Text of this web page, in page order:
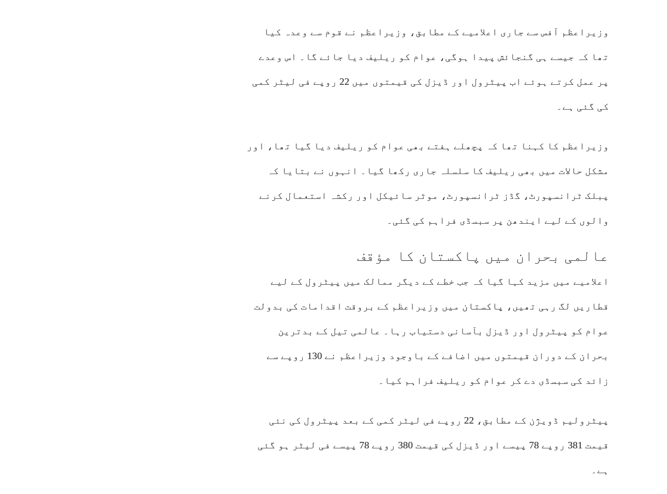
وزیراعظم آفس سے جاری اعلامیے کے مطابق، وزیراعظم نے قوم سے وعدہ کیا
تھا کہ جیسے ہی گنجائش پیدا ہوگی، عوام کو ریلیف دیا جائے گا۔ اس وعدے
پر عمل کرتے ہوئے اب پیٹرول اور ڈیزل کی قیمتوں میں 22 روپے فی لیٹر کمی
کی گئی ہے۔
وزیراعظم کا کہنا تھا کہ پچھلے ہفتے بھی عوام کو ریلیف دیا گیا تھا، اور
مشکل حالات میں بھی ریلیف کا سلسلہ جاری رکھا گیا۔ انہوں نے بتایا کہ
پبلک ٹرانسپورٹ، گڈز ٹرانسپورٹ، موٹر سائیکل اور رکشہ استعمال کرنے
والوں کے لیے ایندھن پر سبسڈی فراہم کی گئی۔
عالمی بحران میں پاکستان کا مؤقف
اعلامیے میں مزید کہا گیا کہ جب خطے کے دیگر ممالک میں پیٹرول کے لیے
قطاریں لگ رہی تھیں، پاکستان میں وزیراعظم کے بروقت اقدامات کی بدولت
عوام کو پیٹرول اور ڈیزل بآسانی دستیاب رہا۔ عالمی تیل کے بدترین
بحران کے دوران قیمتوں میں اضافے کے باوجود وزیراعظم نے 130 روپے سے
زائد کی سبسڈی دے کر عوام کو ریلیف فراہم کیا۔
پیٹرولیم ڈویژن کے مطابق، 22 روپے فی لیٹر کمی کے بعد پیٹرول کی نئی
قیمت 381 روپے 78 پیسے اور ڈیزل کی قیمت 380 روپے 78 پیسے فی لیٹر ہو گئی
ہے۔